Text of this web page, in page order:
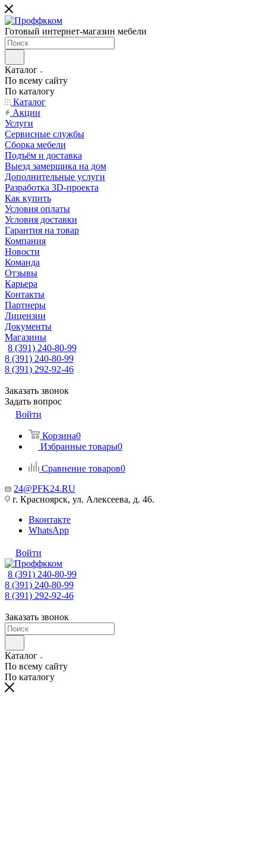
Готовый интернет-магазин мебели
Каталог
По всему сайту
По каталогу
Каталог
Акции
Услуги
Сервисные службы
Сборка мебели
Подъём и доставка
Выезд замерщика на дом
Дополнительные услуги
Разработка 3D-проекта
Как купить
Условия оплаты
Условия доставки
Гарантия на товар
Компания
Новости
Команда
Отзывы
Карьера
Контакты
Партнеры
Лицензии
Документы
Магазины
8 (391) 240-80-99
8 (391) 240-80-99
8 (391) 292-92-46
Заказать звонок
Задать вопрос
Войти
Корзина0
Избранные товары0
Сравнение товаров0
24@PFK24.RU
г. Красноярск, ул. Алексеева, д. 46.
Вконтакте
WhatsApp
Войти
8 (391) 240-80-99
8 (391) 240-80-99
8 (391) 292-92-46
Заказать звонок
Каталог
По всему сайту
По каталогу